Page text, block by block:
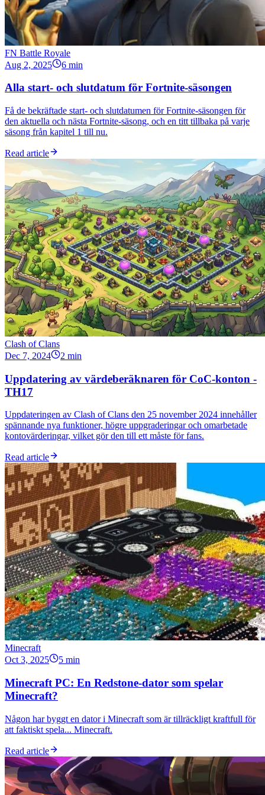
FN Battle Royale
Aug 2, 2025
6 min
Alla start- och slutdatum för Fortnite-säsongen
Få de bekräftade start- och slutdatumen för Fortnite-säsongen för
den aktuella och nästa Fortnite-säsong, och en titt tillbaka på varje
säsong från kapitel 1 till nu.
Read article
Clash of Clans
Dec 7, 2024
2 min
Uppdatering av värdeberäknaren för CoC-konton -
TH17
Uppdateringen av Clash of Clans den 25 november 2024 innehåller
spännande nya funktioner, högre uppgraderingar och omarbetade
kontovärderingar, vilket gör den till ett måste för fans.
Read article
Minecraft
Oct 3, 2025
5 min
Minecraft PC: En Redstone-dator som spelar
Minecraft?
Någon har byggt en dator i Minecraft som är tillräckligt kraftfull för
att faktiskt spela... Minecraft.
Read article